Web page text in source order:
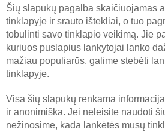
Šių slapukų pagalba skaičiuojamas
tinklapyje ir srauto ištekliai, o tuo
tobulinti savo tinklapio veikimą. Jie
kuriuos puslapius lankytojai lanko
mažiau populiarūs, galime stebėti
tinklapyje.
Visa šių slapukų renkama
ir anonimiška. Jei neleisite naudoti
nežinosime, kada lankėtės mūsų